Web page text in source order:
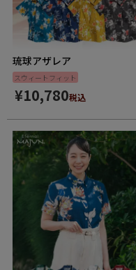
琉球アザレア
スウィートフィット
¥10,780税込